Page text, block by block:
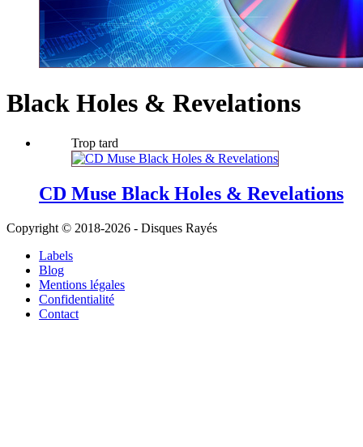
Black Holes & Revelations
Trop tard
CD Muse Black Holes & Revelations
Copyright © 2018-2026 - Disques Rayés
Labels
Blog
Mentions légales
Confidentialité
Contact